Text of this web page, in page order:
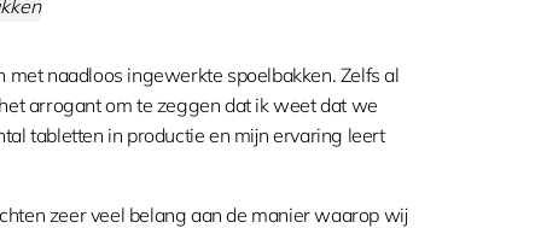
naadloos ingewerkte spoelbakken. Zelfs al
arrogant om te zeggen dat ik weet dat we
tabletten in productie en mijn ervaring leert
zeer veel belang aan de manier waarop wij